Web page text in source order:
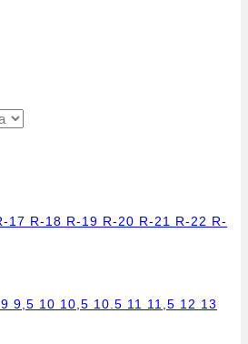
17 R-18 R-19 R-20 R-21 R-22 R-
9 9,5 10 10,5 10.5 11 11,5 12 13